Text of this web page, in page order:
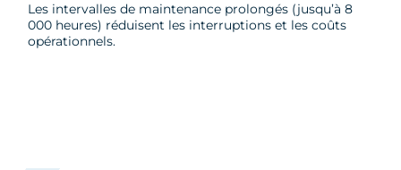
Les intervalles de maintenance prolongés (jusqu’à 8
000 heures) réduisent les interruptions et les coûts
opérationnels.